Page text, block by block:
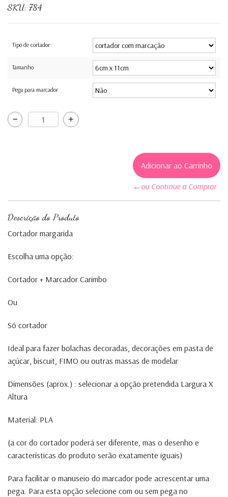
SKU: 784
Tipo de cortador
Tamanho
Pega para marcador
←ou Continue a Comprar
Descrição do Produto
Cortador margarida
Escolha uma opção:
Cortador + Marcador Carimbo
Ou
Só cortador
Ideal para fazer bolachas decoradas, decorações em pasta de
açúcar, biscuit, FIMO ou outras massas de modelar
Dimensões (aprox.) : selecionar a opção pretendida Largura X
Altura
Material: PLA
(a cor do cortador poderá ser diferente, mas o desenho e
características do produto serão exatamente iguais)
Para facilitar o manuseio do marcador pode acrescentar uma
pega. Para esta opção selecione com ou sem pega no